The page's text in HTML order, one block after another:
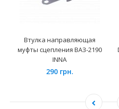
Втулка направляющая
муфты сцепления ВАЗ-2190
INNA
290 грн.